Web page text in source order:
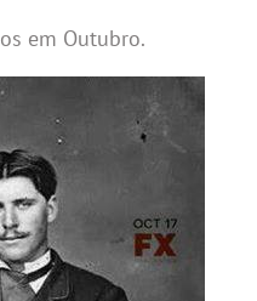
em Outubro.